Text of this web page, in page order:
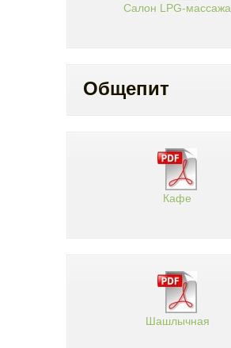
Салон LPG-массажа
Общепит
Кафе
Шашлычная